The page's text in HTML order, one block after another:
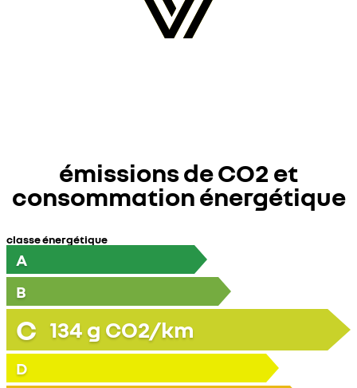
émissions de CO2 et
consommation énergétique
classe énergétique
A
B
C 134 g CO2/km
D